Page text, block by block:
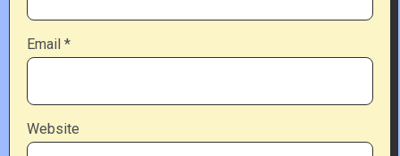
Email *
Website